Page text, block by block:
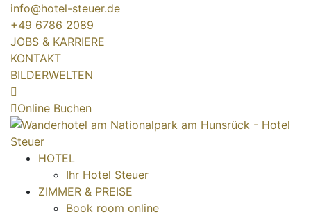
info@hotel-steuer.de
+49 6786 2089
JOBS & KARRIERE
KONTAKT
BILDERWELTEN
Online Buchen
HOTEL
Ihr Hotel Steuer
ZIMMER & PREISE
Book room online